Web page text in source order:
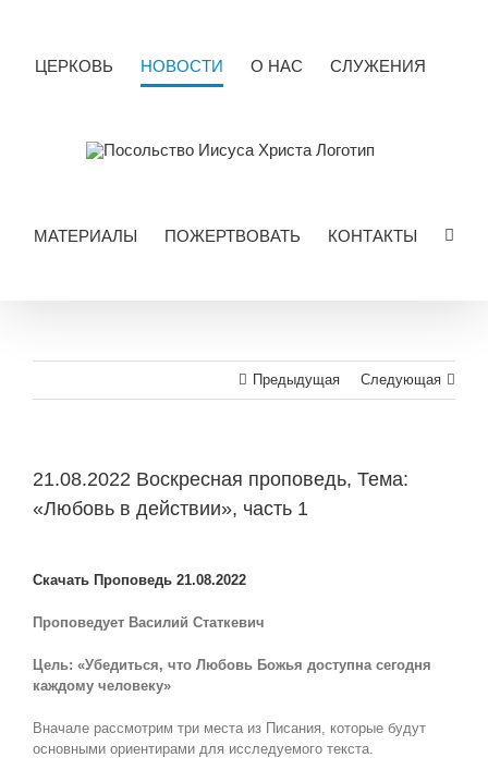
ЦЕРКОВЬ НОВОСТИ О НАС СЛУЖЕНИЯ
МАТЕРИАЛЫ ПОЖЕРТВОВАТЬ КОНТАКТЫ
Предыдущая Следующая
21.08.2022 Воскресная проповедь, Тема:
«Любовь в действии», часть 1
Image
Скачать Проповедь 21.08.2022
Проповедует Василий Статкевич
Цель: «Убедиться, что Любовь Божья доступна сегодня
каждому человеку»
Вначале рассмотрим три места из Писания, которые будут
основными ориентирами для исследуемого текста.